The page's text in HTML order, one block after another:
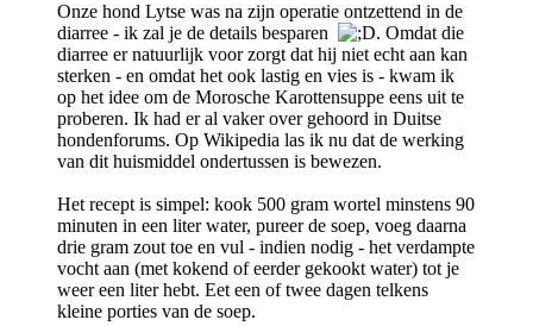
Onze hond Lytse was na zijn operatie ontzettend in de
diarree - ik zal je de details besparen
. Omdat die
diarree er natuurlijk voor zorgt dat hij niet echt aan kan
sterken - en omdat het ook lastig en vies is - kwam ik
op het idee om de Morosche Karottensuppe eens uit te
proberen. Ik had er al vaker over gehoord in Duitse
hondenforums. Op Wikipedia las ik nu dat de werking
van dit huismiddel ondertussen is bewezen.
Het recept is simpel: kook 500 gram wortel minstens 90
minuten in een liter water, pureer de soep, voeg daarna
drie gram zout toe en vul - indien nodig - het verdampte
vocht aan (met kokend of eerder gekookt water) tot je
weer een liter hebt. Eet een of twee dagen telkens
kleine porties van de soep.